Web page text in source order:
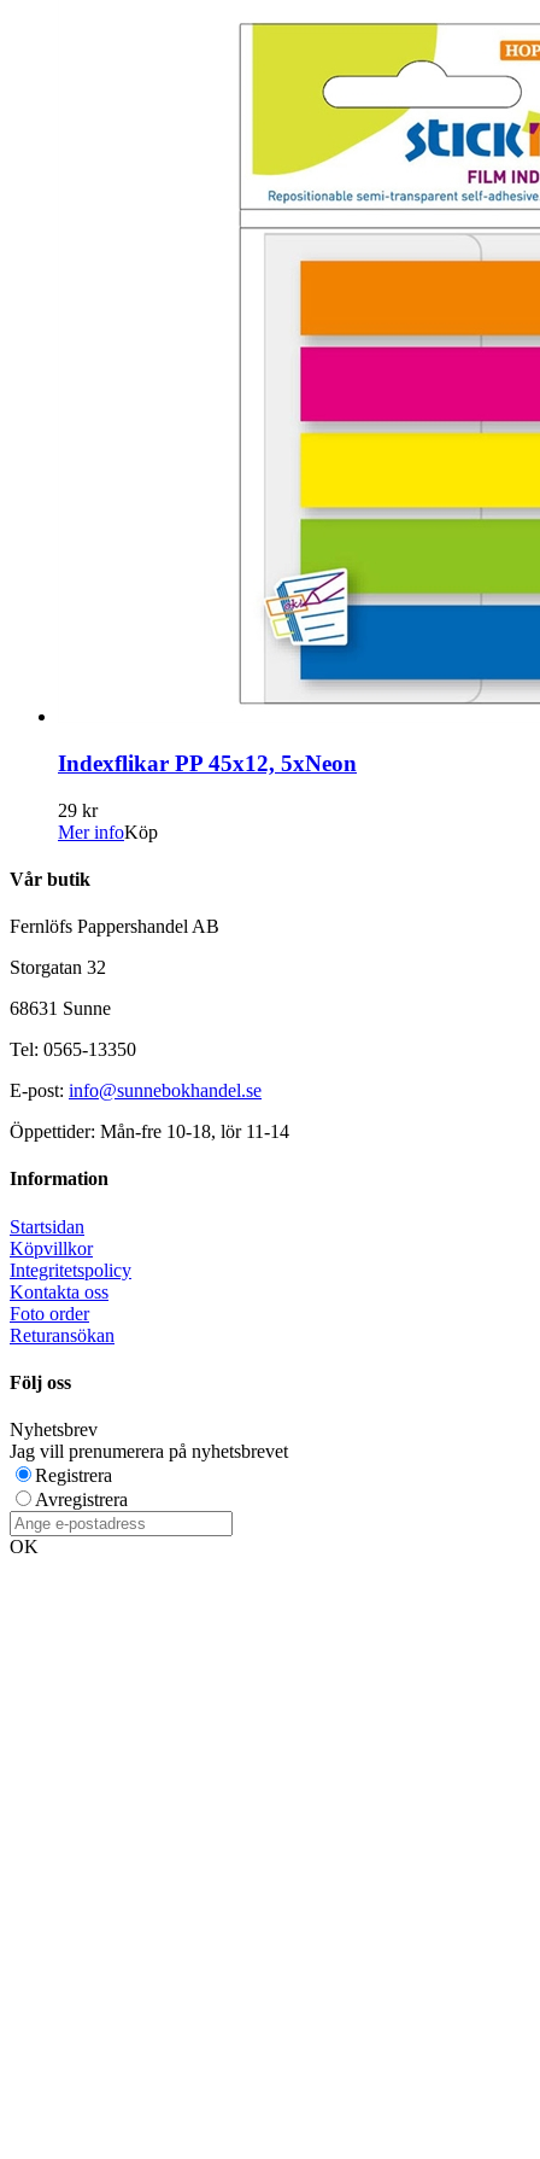
Indexflikar PP 45x12, 5xNeon
29 kr
Mer infoKöp
Vår butik
Fernlöfs Pappershandel AB
Storgatan 32
68631 Sunne
Tel: 0565-13350
E-post: info@sunnebokhandel.se
Öppettider: Mån-fre 10-18, lör 11-14
Information
Startsidan
Köpvillkor
Integritetspolicy
Kontakta oss
Foto order
Returansökan
Följ oss
Nyhetsbrev
Jag vill prenumerera på nyhetsbrevet
Registrera
Avregistrera
OK